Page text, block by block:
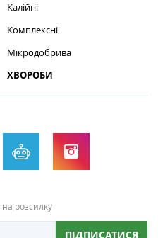
Калійні
Комплексні
Мікродобрива
ХВОРОБИ
розсилку
ПІДПИСАТИСЯ